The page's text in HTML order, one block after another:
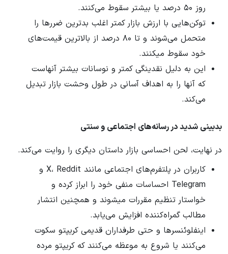
روز ۵۰ درصد یا بیشتر سقوط می‌کنند.
توکن‌هایی با ارزش بازار کمتر اغلب بدترین ضررها را
متحمل می‌شوند و تا ۸۰ درصد از بالاترین قیمت‌های
خود سقوط میکنند.
این به دلیل نقدینگی کمتر و نوسانات بیشتر آنهاست
که آنها را به اهداف آسانی در طول وحشت بازار تبدیل
می‌کند.
بدبینی شدید در رسانه‌های اجتماعی و سنتی
در نهایت، لحن احساسی بازار داستان دیگری را روایت می‌کند.
کاربران در پلتفرم‌های اجتماعی مانند X، Reddit و
Telegram احساسات منفی خود را ابراز کرده و
خواستار تنظیم مقررات میشوند و همچنین انتشار
مطالب گمراه‌کننده افزایش می‌یابد.
اینفلوئنسرها و حتی طرفداران قدیمی کریپتو سکوت
می‌کنند یا شروع به موعظه می‌کنند که کریپتو مرده